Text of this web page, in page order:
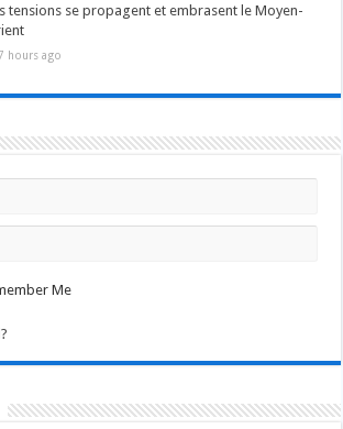
tensions se propagent et embrasent le Moyen-
hours ago
Me